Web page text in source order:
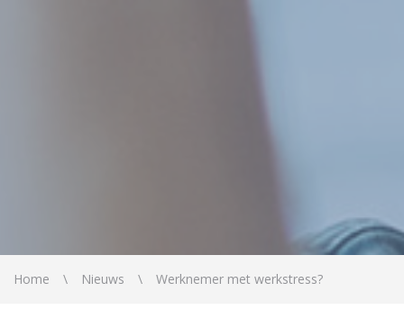
Home Nieuws Werknemer met werkstress?